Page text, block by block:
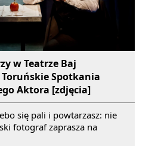
w Teatrze Baj
Spotkania
Aktora [zdjęcia]
się pali i powtarzasz: nie
fotograf zaprasza na